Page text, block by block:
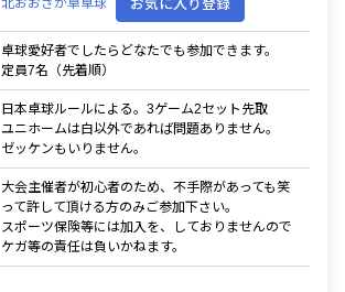
お気に入り登録
卓球愛好者でしたらどなたでも参加できます。
定員7名（先着順）
日本卓球ルールによる。3ゲーム2セット先取
ユニホームは白以外であれば問題ありません。
ゼッケンもいりません。
大会主催者が初心者のため、不手際があっても笑
って許して頂ける方のみご参加下さい。
スポーツ保険等には加入を、しておりませんので
ケガ等の責任は負いかねます。